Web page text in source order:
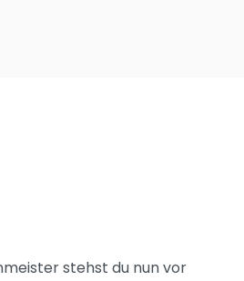
stehst du nun vor